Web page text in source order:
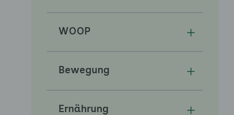
WOOP
Bewegung
Ernährung